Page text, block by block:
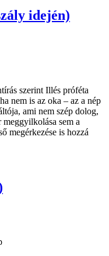
idején)
szerint Illés próféta
nem is az oka – az a nép
ami nem szép dolog,
sem a
megérkezése is hozzá